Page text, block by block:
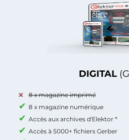
DIGITAL
8 x magazine imprimé
8 x magazine numérique
Accès aux archives d'Elektor *
Accès à 5000+ fichiers Gerber